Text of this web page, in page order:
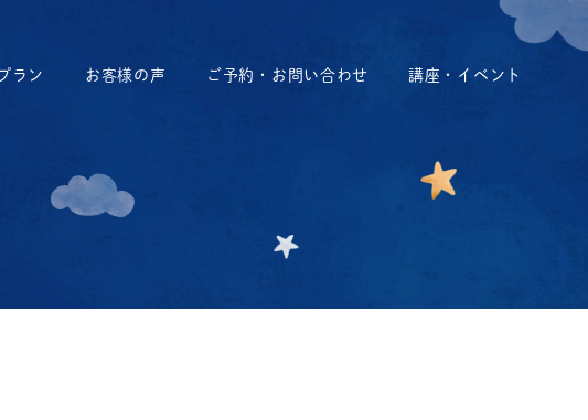
ラン お客様の声 ご予約・お問い合わせ 講座・イベント